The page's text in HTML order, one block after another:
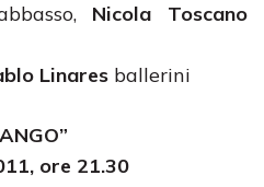
Nicola Toscano
Linares ballerini
ore 21.30